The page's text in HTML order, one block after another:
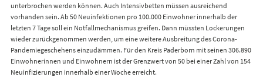
unterbrochen werden können. Auch Intensivbetten müssen ausreichend
vorhanden sein. Ab 50 Neuinfektionen pro 100.000 Einwohner innerhalb der
letzten 7 Tage soll ein Notfallmechanismus greifen. Dann müssten Lockerungen
wieder zurückgenommen werden, um eine weitere Ausbreitung des Corona-
Pandemiegeschehens einzudämmen. Für den Kreis Paderborn mit seinen 306.890
Einwohnerinnen und Einwohnern ist der Grenzwert von 50 bei einer Zahl von 154
Neuinfizierungen innerhalb einer Woche erreicht.